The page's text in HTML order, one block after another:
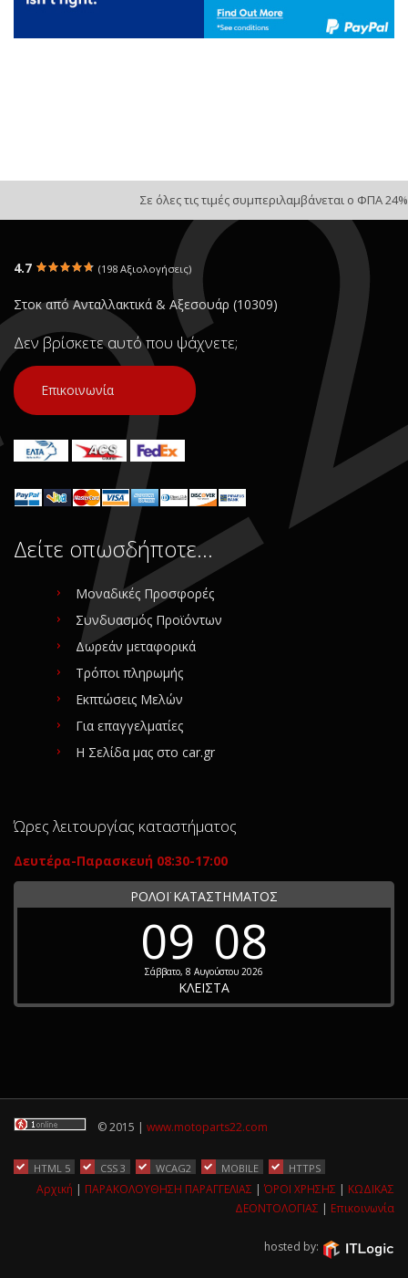
Σε όλες τις τιμές συμπεριλαμβάνεται ο ΦΠΑ 24%
4.7 (198 Αξιολογήσεις)
Στοκ από Ανταλλακτικά & Αξεσουάρ (10309)
Δεν βρίσκετε αυτό που ψάχνετε;
Επικοινωνία
Δείτε οπωσδήποτε…
Μοναδικές Προσφορές
Συνδυασμός Προϊόντων
Δωρεάν μεταφορικά
Τρόποι πληρωμής
Εκπτώσεις Μελών
Για επαγγελματίες
Η Σελίδα μας στο car.gr
Ώρες λειτουργίας καταστήματος
Δευτέρα-Παρασκευή 08:30-17:00
ΡΟΛΟΪ ΚΑΤΑΣΤΗΜΑΤΟΣ
09 08
Σάββατο, 8 Αυγούστου 2026
ΚΛΕΙΣΤΑ
© 2015 | www.motoparts22.com
HTML 5 CSS 3 WCAG2 MOBILE HTTPS
Αρχική ΠΑΡΑΚΟΛΟΥΘΗΣΗ ΠΑΡΑΓΓΕΛΙΑΣ |ΌΡΟΙ ΧΡΗΣΗΣ
ΚΩΔΙΚΑΣ
ΔΕΟΝΤΟΛΟΓΙΑΣ
Επικοινωνία
hosted by: